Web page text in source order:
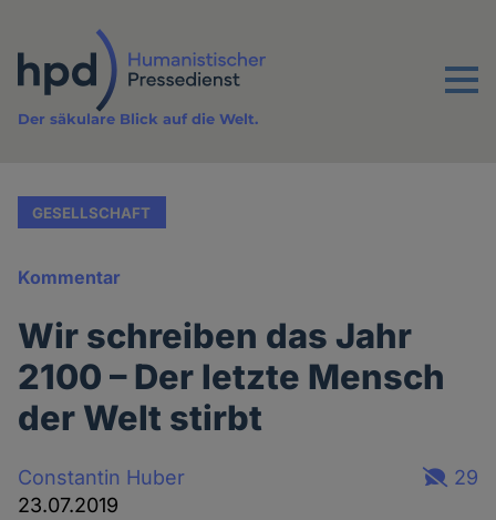
Inhalt
Menu
Der säkulare Blick auf die Welt.
GESELLSCHAFT
Kommentar
Wir schreiben das Jahr
2100 – Der letzte Mensch
der Welt stirbt
Constantin Huber
23.07.2019
29